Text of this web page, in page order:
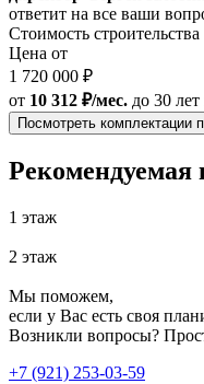
ответит на все ваши
Стоимость строительства
Цена от
1 720 000 ₽
от 10 312 ₽/мес. до 30 лет
Посмотреть комплектации
Рекомендуемая
1 этаж
2 этаж
Мы поможем,
если у Вас есть своя
Возникли вопросы?
+7 (921) 253-03-59